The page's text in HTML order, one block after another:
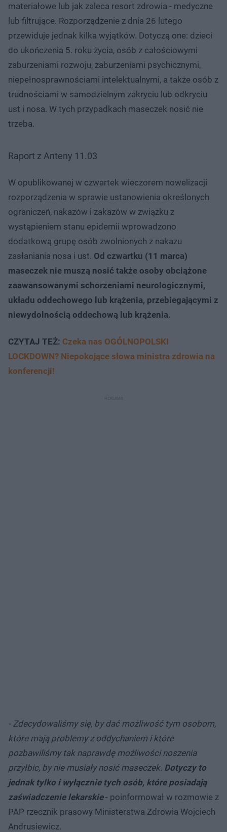
materiałowe lub jak zaleca resort zdrowia - medyczne
lub filtrujące. Rozporządzenie z dnia 26 lutego
przewiduje jednak kilka wyjątków. Dotyczą one: dzieci
do ukończenia 5. roku życia, osób z całościowymi
zaburzeniami rozwoju, zaburzeniami psychicznymi,
niepełnosprawnościami intelektualnymi, a także osób z
trudnościami w samodzielnym zakryciu lub odkryciu
ust i nosa. W tych przypadkach maseczek nosić nie
trzeba.
Raport z Anteny 11.03
W opublikowanej w czwartek wieczorem nowelizacji
rozporządzenia w sprawie ustanowienia określonych
ograniczeń, nakazów i zakazów w związku z
wystąpieniem stanu epidemii wprowadzono
dodatkową grupę osób zwolnionych z nakazu
zasłaniania nosa i ust. Od czwartku (11 marca)
maseczek nie muszą nosić także osoby obciążone
zaawansowanymi schorzeniami neurologicznymi,
układu oddechowego lub krążenia, przebiegającymi z
niewydolnością oddechową lub krążenia.
CZYTAJ TEŻ: Czeka nas OGÓLNOPOLSKI
LOCKDOWN? Niepokojące słowa ministra zdrowia na
konferencji!
- Zdecydowaliśmy się, by dać możliwość tym osobom,
które mają problemy z oddychaniem i które
pozbawiliśmy tak naprawdę możliwości noszenia
przyłbic, by nie musiały nosić maseczek. Dotyczy to
jednak tylko i wyłącznie tych osób, które posiadają
zaświadczenie lekarskie- poinformował w rozmowie z
PAP rzecznik prasowy Ministerstwa Zdrowia Wojciech
Andrusiewicz.